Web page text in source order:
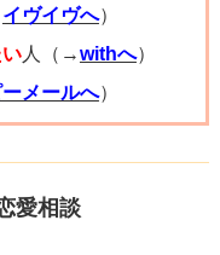
いをかけられ、最悪
ます。これは私自
ないことで疑われ
たことがありました
すことができました
イヴイヴへ）
人（→withへ）
メールへ）
愛相談